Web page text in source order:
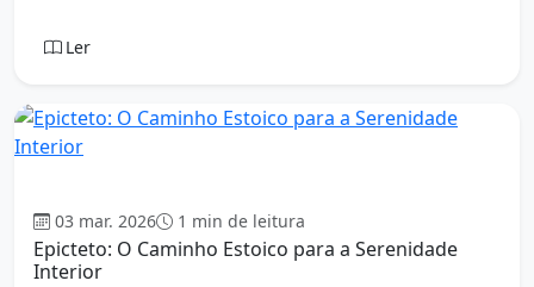
Ler
03 mar. 2026 1 min de leitura
Epicteto: O Caminho Estoico para a Serenidade
Interior